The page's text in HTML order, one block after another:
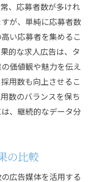
、応募者数が多けれ
が、単純に応募者数
い応募者を集めるこ
的な求人広告は、タ
価値観や魅力を伝え
用数も向上させるこ
数のバランスを保ち
、継続的なデータ分
の比較
広告媒体を活用する